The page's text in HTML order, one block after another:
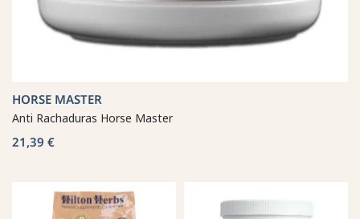
HORSE MASTER
Anti Rachaduras Horse Master
21,39 €